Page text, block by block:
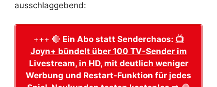
ausschlaggebend:
+++ 🔴 Ein Abo statt Senderchaos: 📺
Joyn+ bündelt über 100 TV-Sender im
Livestream, in HD, mit deutlich weniger
Werbung und Restart-Funktion für jedes